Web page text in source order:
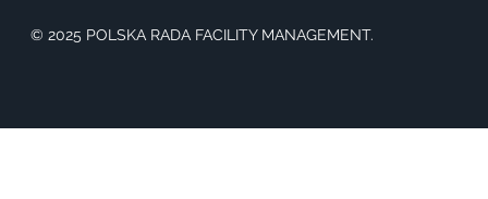
© 2025 POLSKA RADA FACILITY MANAGEMENT.